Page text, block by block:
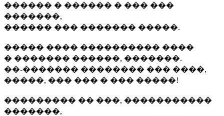
������ � ������ � ��� ���
�������,
������ ��� ������� �����.
����� ���� ���������� ����
� ������� ������, �������.
��-������� �������� ��� ����,
�����, ��� ��� � ��� �����!
��������� �� ���, �����������
�������,